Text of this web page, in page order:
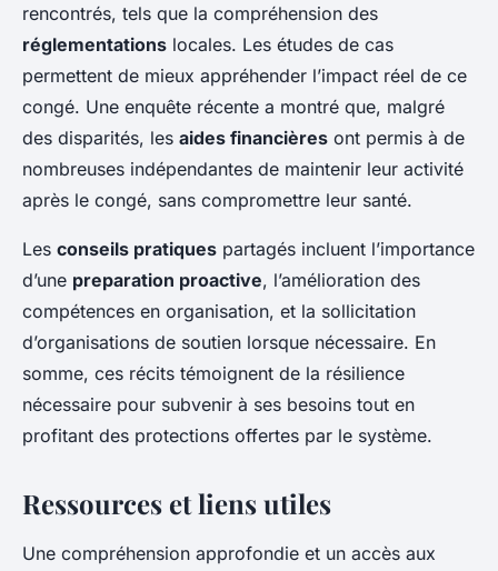
rencontrés, tels que la compréhension des
réglementations locales. Les études de cas
permettent de mieux appréhender l’impact réel de ce
congé. Une enquête récente a montré que, malgré
des disparités, les aides financières ont permis à de
nombreuses indépendantes de maintenir leur activité
après le congé, sans compromettre leur santé.
Les conseils pratiques partagés incluent l’importance
d’une preparation proactive, l’amélioration des
compétences en organisation, et la sollicitation
d’organisations de soutien lorsque nécessaire. En
somme, ces récits témoignent de la résilience
nécessaire pour subvenir à ses besoins tout en
profitant des protections offertes par le système.
Ressources et liens utiles
Une compréhension approfondie et un accès aux